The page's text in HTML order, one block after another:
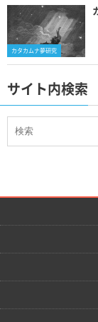
カタカムナ夢研究
サイト内検索